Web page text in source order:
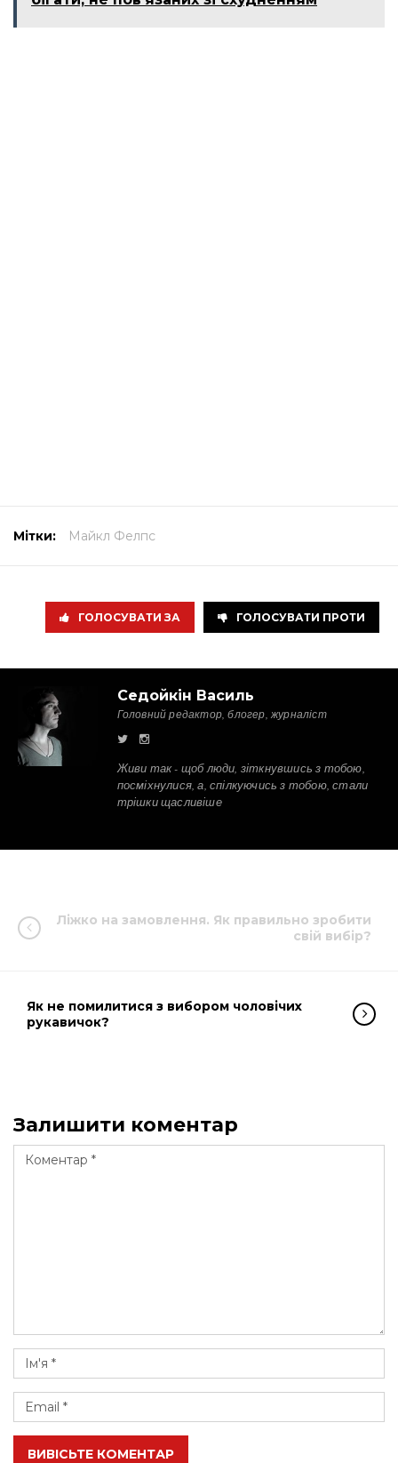
Мітки: Майкл Фелпс
ГОЛОСУВАТИ ЗА ГОЛОСУВАТИ ПРОТИ
Седойкін Василь
Головний редактор, блогер, журналіст
Живи так - щоб люди, зіткнувшись з тобою,
посміхнулися, а, спілкуючись з тобою, стали
трішки щасливіше
Ліжко на замовлення. Як правильно зробити
свій вибір?
Як не помилитися з вибором чоловічих
рукавичок?
Залишити коментар
ВИВІСЬТЕ КОМЕНТАР